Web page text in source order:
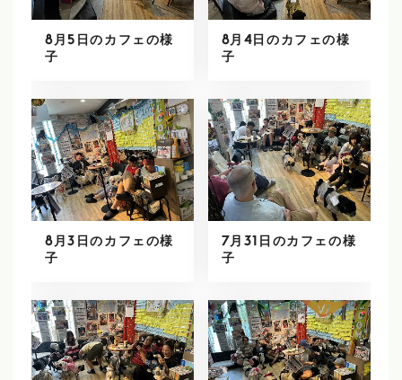
8月5日のカフェの様
子
8月4日のカフェの様
子
8月3日のカフェの様
子
7月31日のカフェの様
子